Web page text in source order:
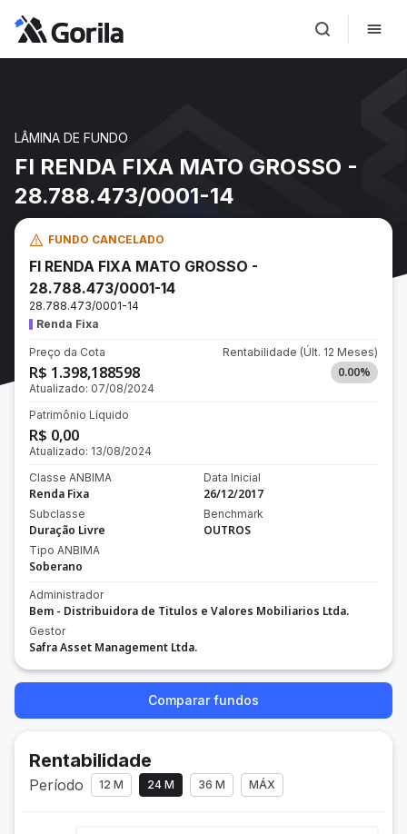
LÂMINA DE FUNDO
FI RENDA FIXA MATO GROSSO -
28.788.473/0001-14
FUNDO CANCELADO
FI RENDA FIXA MATO GROSSO -
28.788.473/0001-14
28.788.473/0001-14
Renda Fixa
Preço da Cota
R$ 1.398,188598
Atualizado: 07/08/2024
Rentabilidade (Últ. 12 Meses)
0.00%
Patrimônio Líquido
R$ 0,00
Atualizado: 13/08/2024
Classe ANBIMA
Renda Fixa
Subclasse
Duração Livre
Tipo ANBIMA
Soberano
Data Inicial
26/12/2017
Benchmark
OUTROS
Administrador
Bem - Distribuidora de Titulos e Valores Mobiliarios Ltda.
Gestor
Safra Asset Management Ltda.
Comparar fundos
Rentabilidade
Período 12 M 24 M 36 M MÁX